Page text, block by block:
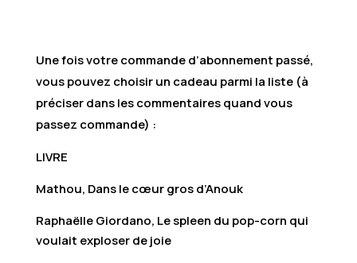
Une fois votre commande d’abonnement passé,
vous pouvez choisir un cadeau parmi la liste (à
préciser dans les commentaires quand vous
passez commande) :
LIVRE
Mathou, Dans le cœur gros d’Anouk
Raphaëlle Giordano, Le spleen du pop-corn qui
voulait exploser de joie